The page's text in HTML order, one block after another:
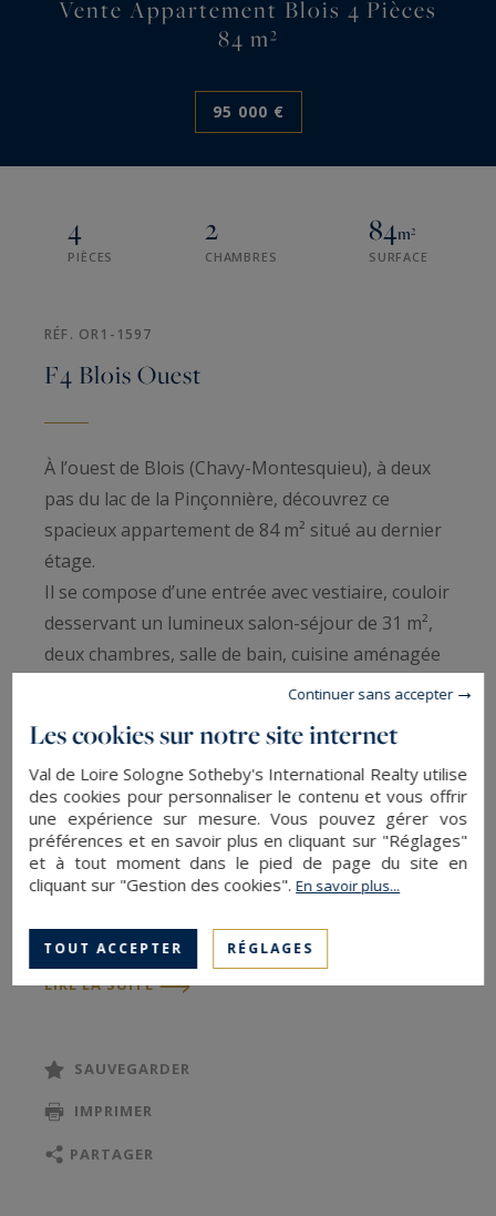
Vente Appartement Blois 4 Pièces
84 m²
95 000 €
4
PIÈCES
2
CHAMBRES
84m²
SURFACE
RÉF. OR1-1597
F4 Blois Ouest
À l’ouest de Blois (Chavy-Montesquieu), à deux
pas du lac de la Pinçonnière, découvrez ce
spacieux appartement de 84 m² situé au dernier
étage.
Il se compose d’une entrée avec vestiaire, couloir
desservant un lumineux salon-séjour de 31 m²,
deux chambres, salle de bain, cuisine aménagée
avec arrière-cuisine, wc indépendant.
sol. Parking au sein de la résidence facilitant le
stationnement.
Idéalement situé, le bien se trouve à proximité
immédiate des écoles, des cabinets médicaux et
arrêt de bus.
Immobilier Blois Val de Loire Sologne
Contact : DURAND Nathalie
Téléphone 06 48 48 70 83
Agent Commercial RSAC 519 502 330
LIRE LA SUITE
SAUVEGARDER
IMPRIMER
PARTAGER
Les cookies sur notre site internet
Val de Loire Sologne Sotheby's International Realty utilise
des cookies pour personnaliser le contenu et vous offrir
une expérience sur mesure. Vous pouvez gérer vos
préférences et en savoir plus en cliquant sur "Réglages"
et à tout moment dans le pied de page du site en
cliquant sur "Gestion des cookies".En savoir plus...
TOUT ACCEPTER RÉGLAGES
Continuer sans accepter